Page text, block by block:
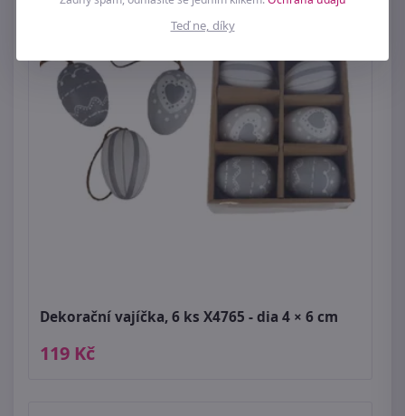
Dekorační vajíčka, 6 ks X4765 - dia 4 × 6 cm
119 Kč
Teď ne, díky